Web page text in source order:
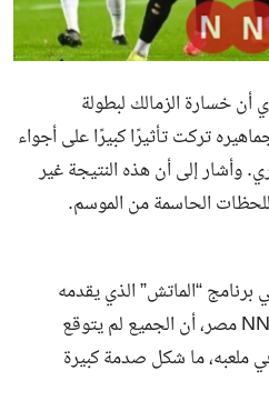
أن خسارة الزمالك لبطولة
تركت تأثيرًا كبيرًا على أجواء
وأشار إلى أن هذه النتيجة غير
الحاسمة من الموسم.
“الماتش” الذي يقدمه
الإعلامي محمد طارق أضا عبر NNi مصر، أن الجميع لم يتوقع
ملعبه، ما شكل صدمة كبيرة